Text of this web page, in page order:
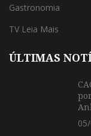
Gastronomia
TV Leia Mais
ÚLTIMAS